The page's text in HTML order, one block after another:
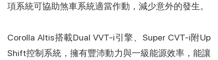
項系統可協助煞車系統適當作動，減少意外的發生。
Corolla Altis搭載Dual VVT-i引擎、Super CVT-i附Up
Shift控制系統，擁有豐沛動力與一級能源效率，能讓